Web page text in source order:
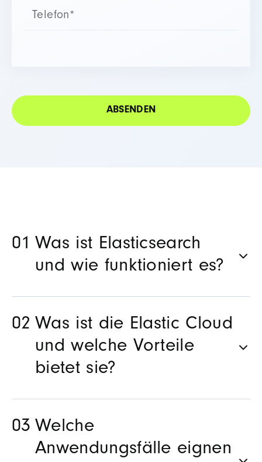
Was ist Elasticsearch
und wie funktioniert es?
Was ist die Elastic Cloud
und welche Vorteile
bietet sie?
Welche
Anwendungsfälle eignen